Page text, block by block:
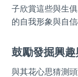
子欣賞這些與生
的自我形象與自信
鼓勵發掘興
與其花心思猜測